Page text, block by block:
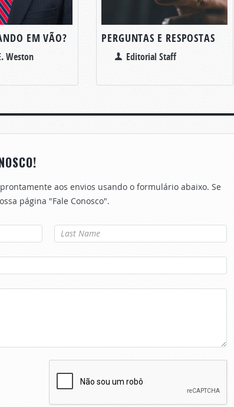
EM VÃO?
Weston
PERGUNTAS E RESPOSTAS
Editorial Staff
aos envios usando o formulário abaixo. Se
página "Fale Conosco".
Último nome
*